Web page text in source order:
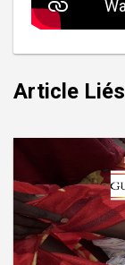
Article Liés